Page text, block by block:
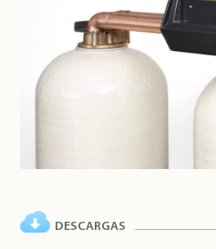
DESCARGAS